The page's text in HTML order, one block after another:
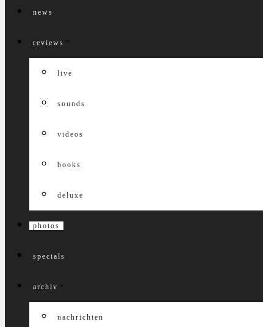
news
reviews
live
sounds
videos
books
deluxe
photos
specials
archiv
nachrichten